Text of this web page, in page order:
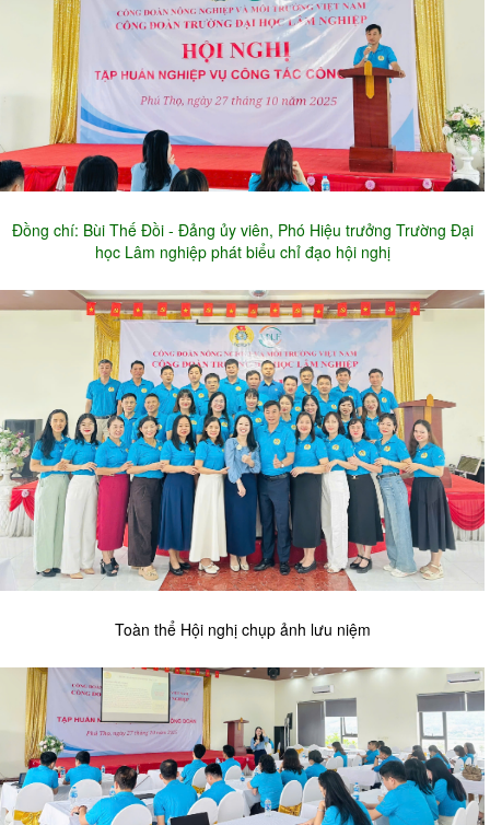
Đồng chí: Bùi Thế Đồi - Đảng ủy viên, Phó Hiệu trưởng Trường Đại
học Lâm nghiệp phát biểu chỉ đạo hội nghị
Toàn thể Hội nghị chụp ảnh lưu niệm